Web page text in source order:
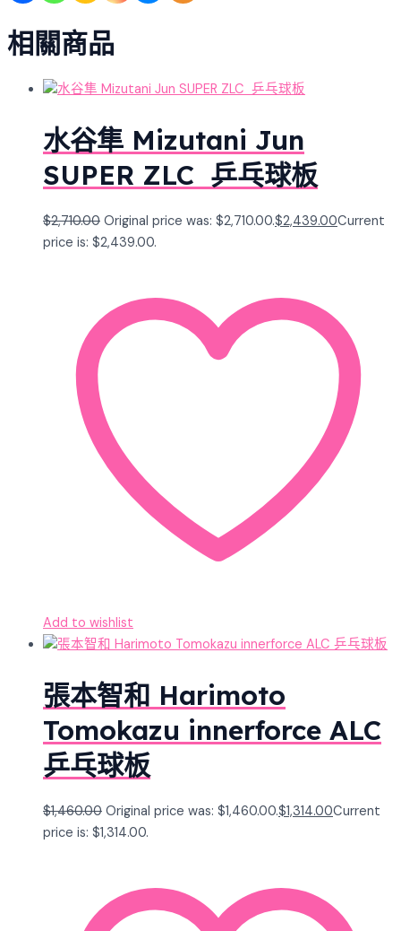
相關商品
水谷隼 Mizutani Jun
SUPER ZLC 乒乓球板
$2,710.00 Original price was: $2,710.00.$2,439.00Current
price is: $2,439.00.
Add to wishlist
張本智和 Harimoto
Tomokazu innerforce ALC
乒乓球板
$1,460.00 Original price was: $1,460.00.$1,314.00Current
price is: $1,314.00.